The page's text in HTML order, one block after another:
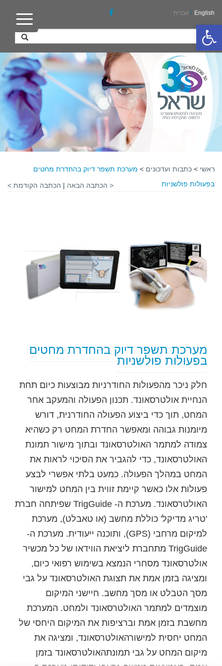
פתח סרגל נגישות
English
/ עברית
ראשי > כתבות ועדכונים > מערכת תשפר דיוק בהחדרת מחטים
בפעולות פולשניות
< הכתבה הבאה | הכתבה הקודמת >
מערכת תשפר דיוק בהחדרת מחטים
בפעולות פולשניות
חלק ניכר מהפעולות החודרניות מבוצעות כיום תחת
הנחיית אולטרסאונד. תכנון הפעולה והמעקב אחר
המחט, תוך כדי ביצוע הפעולה החודרנית, דורש
מיומנות גבוהה ומאפשר החדרת המחט רק כשהיא
צמודה למתמר האולטרסאונד ובתוך מישור תמונת
האולטרסאונד, כדי להגביר את הסיכוי לראות את
המחט במהלך הפעולה. כמעט בלתי אפשרי לבצע
פעולות אלו כאשר קיימת זווית בין המחט למישור
האולטרסאונד. מערכת ה- TrigGuide שפיתחה חברת
'טריג מדיקל' כוללת מחשב (או טאבלט), מערכת
למיקום מרחבי (GPS), ותוכנה ייעודית. מערכת ה-
TrigGuide מתחברת ליציאת הווידאו של כל מכשיר
אולטרסאונד מסחרי הנמצא בשימוש רפואי כיום,
ומציגה בזמן אמת את תצוגת האולטרסאונד על גבי
מסך הטבלט או מסך מחשב. חיישני המיקום
מוצמדים למתמר האולטרסאונד ולמחט. המערכת
מחשבת בזמן אמת וברציפות את המיקום היחסי של
המחט יחסית למישורהאולטרסאונד, ומציגה את
מיקום המחט על גבי תמונתהאולטרסאונד בזמן